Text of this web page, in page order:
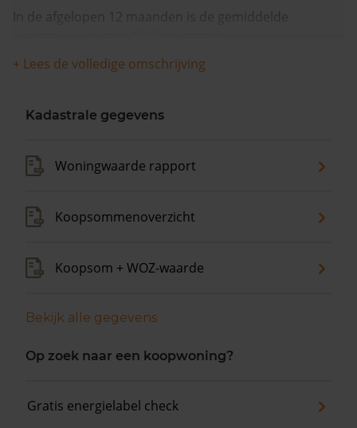
In de afgelopen 12 maanden is de gemiddelde
+ Lees de volledige omschrijving
Kadastrale gegevens
Woningwaarde rapport
Koopsommenoverzicht
Koopsom + WOZ-waarde
Bekijk alle gegevens
Op zoek naar een koopwoning?
Gratis energielabel check